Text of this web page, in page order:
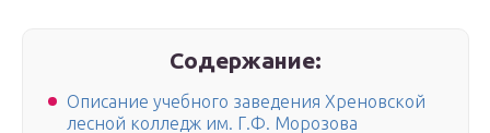
Содержание:
Описание учебного заведения Хреновской
лесной колледж им. Г.Ф. Морозова